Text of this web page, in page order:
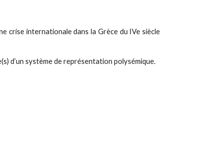
crise internationale dans la Grèce du IVe siècle
d’un système de représentation polysémique.